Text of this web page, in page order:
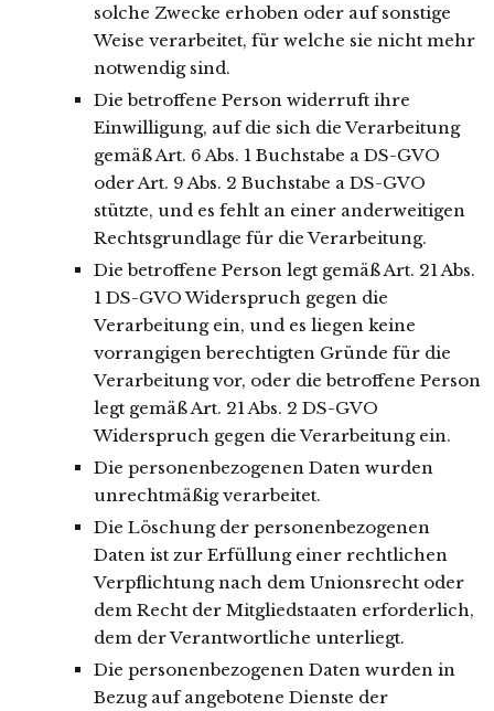
solche Zwecke erhoben oder auf sonstige
Weise verarbeitet, für welche sie nicht mehr
notwendig sind.
Die betroffene Person widerruft ihre
Einwilligung, auf die sich die Verarbeitung
gemäß Art. 6 Abs. 1 Buchstabe a DS-GVO
oder Art. 9 Abs. 2 Buchstabe a DS-GVO
stützte, und es fehlt an einer anderweitigen
Rechtsgrundlage für die Verarbeitung.
Die betroffene Person legt gemäß Art. 21 Abs.
1 DS-GVO Widerspruch gegen die
Verarbeitung ein, und es liegen keine
vorrangigen berechtigten Gründe für die
Verarbeitung vor, oder die betroffene Person
legt gemäß Art. 21 Abs. 2 DS-GVO
Widerspruch gegen die Verarbeitung ein.
Die personenbezogenen Daten wurden
unrechtmäßig verarbeitet.
Die Löschung der personenbezogenen
Daten ist zur Erfüllung einer rechtlichen
Verpflichtung nach dem Unionsrecht oder
dem Recht der Mitgliedstaaten erforderlich,
dem der Verantwortliche unterliegt.
Die personenbezogenen Daten wurden in
Bezug auf angebotene Dienste der